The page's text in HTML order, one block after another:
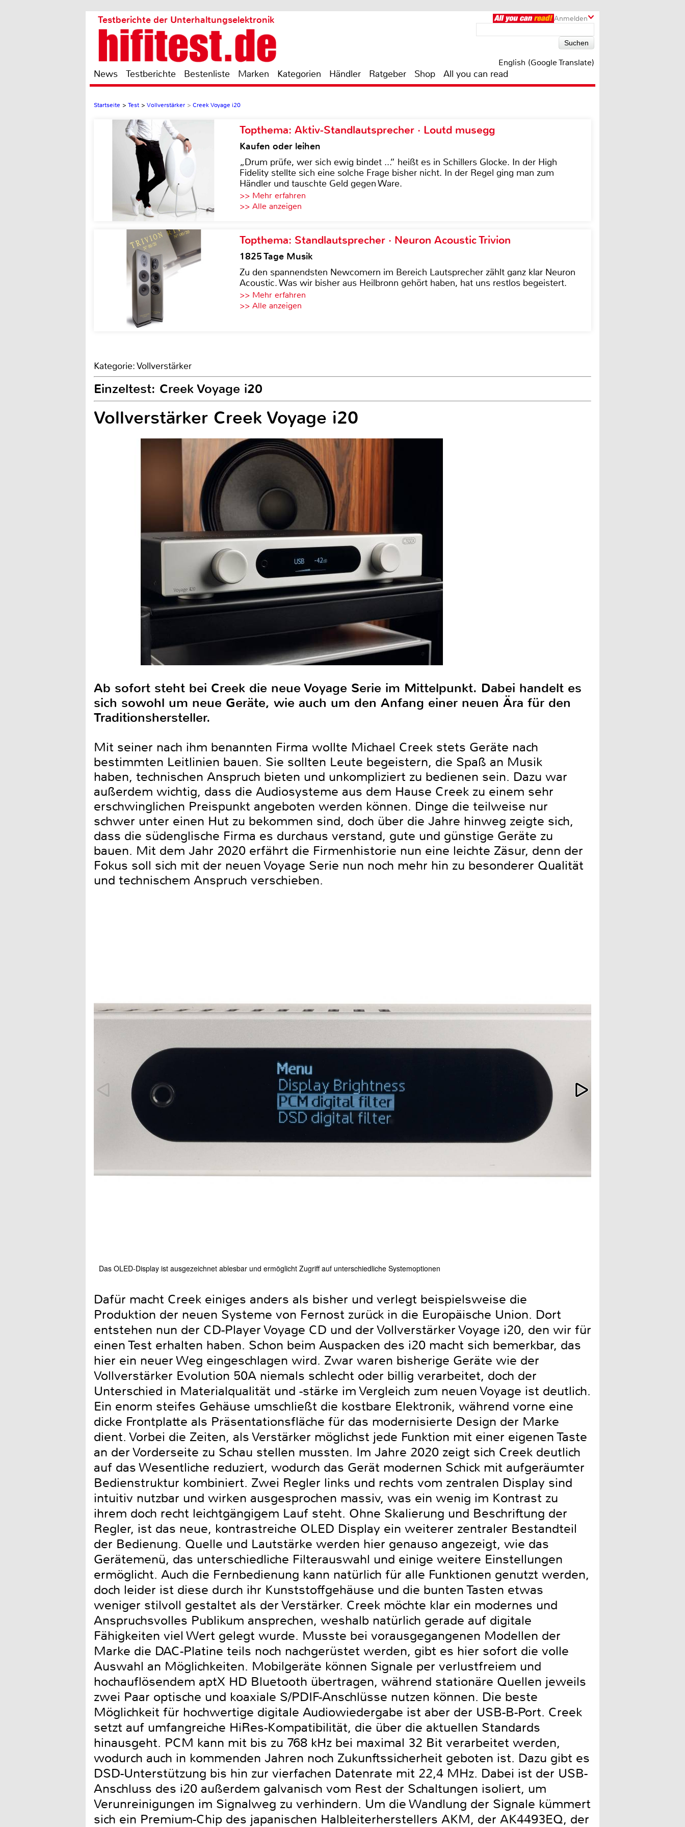
Anmelden
Testberichte der Unterhaltungselektronik
English (Google Translate)
News Testberichte Bestenliste Marken Kategorien Händler Ratgeber Shop All you can read
Startseite > Test > Vollverstärker > Creek Voyage i20
Topthema: Aktiv-Standlautsprecher · Loutd musegg
Kaufen oder leihen
„Drum prüfe, wer sich ewig bindet ...“ heißt es in Schillers Glocke. In der High
Fidelity stellte sich eine solche Frage bisher nicht. In der Regel ging man zum
Händler und tauschte Geld gegen Ware.
>> Mehr erfahren
>> Alle anzeigen
Topthema: Standlautsprecher · Neuron Acoustic Trivion
1825 Tage Musik
Zu den spannendsten Newcomern im Bereich Lautsprecher zählt ganz klar Neuron
Acoustic. Was wir bisher aus Heilbronn gehört haben, hat uns restlos begeistert.
>> Mehr erfahren
>> Alle anzeigen
Kategorie: Vollverstärker
Einzeltest: Creek Voyage i20
Vollverstärker Creek Voyage i20
Ab sofort steht bei Creek die neue Voyage Serie im Mittelpunkt. Dabei handelt es
sich sowohl um neue Geräte, wie auch um den Anfang einer neuen Ära für den
Traditionshersteller.
Mit seiner nach ihm benannten Firma wollte Michael Creek stets Geräte nach
bestimmten Leitlinien bauen. Sie sollten Leute begeistern, die Spaß an Musik
haben, technischen Anspruch bieten und unkompliziert zu bedienen sein. Dazu war
außerdem wichtig, dass die Audiosysteme aus dem Hause Creek zu einem sehr
erschwinglichen Preispunkt angeboten werden können. Dinge die teilweise nur
schwer unter einen Hut zu bekommen sind, doch über die Jahre hinweg zeigte sich,
dass die südenglische Firma es durchaus verstand, gute und günstige Geräte zu
bauen. Mit dem Jahr 2020 erfährt die Firmenhistorie nun eine leichte Zäsur, denn der
Fokus soll sich mit der neuen Voyage Serie nun noch mehr hin zu besonderer Qualität
und technischem Anspruch verschieben.
Das OLED-Display ist ausgezeichnet ablesbar und ermöglicht Zugriff auf unterschiedliche Systemoptionen
Dafür macht Creek einiges anders als bisher und verlegt beispielsweise die
Produktion der neuen Systeme von Fernost zurück in die Europäische Union. Dort
entstehen nun der CD-Player Voyage CD und der Vollverstärker Voyage i20, den wir für
einen Test erhalten haben. Schon beim Auspacken des i20 macht sich bemerkbar, das
hier ein neuer Weg eingeschlagen wird. Zwar waren bisherige Geräte wie der
Vollverstärker Evolution 50A niemals schlecht oder billig verarbeitet, doch der
Unterschied in Materialqualität und -stärke im Vergleich zum neuen Voyage ist deutlich.
Ein enorm steifes Gehäuse umschließt die kostbare Elektronik, während vorne eine
dicke Frontplatte als Präsentationsfläche für das modernisierte Design der Marke
dient. Vorbei die Zeiten, als Verstärker möglichst jede Funktion mit einer eigenen Taste
an der Vorderseite zu Schau stellen mussten. Im Jahre 2020 zeigt sich Creek deutlich
auf das Wesentliche reduziert, wodurch das Gerät modernen Schick mit aufgeräumter
Bedienstruktur kombiniert. Zwei Regler links und rechts vom zentralen Display sind
intuitiv nutzbar und wirken ausgesprochen massiv, was ein wenig im Kontrast zu
ihrem doch recht leichtgängigem Lauf steht. Ohne Skalierung und Beschriftung der
Regler, ist das neue, kontrastreiche OLED Display ein weiterer zentraler Bestandteil
der Bedienung. Quelle und Lautstärke werden hier genauso angezeigt, wie das
Gerätemenü, das unterschiedliche Filterauswahl und einige weitere Einstellungen
ermöglicht. Auch die Fernbedienung kann natürlich für alle Funktionen genutzt werden,
doch leider ist diese durch ihr Kunststoffgehäuse und die bunten Tasten etwas
weniger stilvoll gestaltet als der Verstärker. Creek möchte klar ein modernes und
Anspruchsvolles Publikum ansprechen, weshalb natürlich gerade auf digitale
Fähigkeiten viel Wert gelegt wurde. Musste bei vorausgegangenen Modellen der
Marke die DAC-Platine teils noch nachgerüstet werden, gibt es hier sofort die volle
Auswahl an Möglichkeiten. Mobilgeräte können Signale per verlustfreiem und
hochauflösendem aptX HD Bluetooth übertragen, während stationäre Quellen jeweils
zwei Paar optische und koaxiale S/PDIF-Anschlüsse nutzen können. Die beste
Möglichkeit für hochwertige digitale Audiowiedergabe ist aber der USB-B-Port. Creek
setzt auf umfangreiche HiRes-Kompatibilität, die über die aktuellen Standards
hinausgeht. PCM kann mit bis zu 768 kHz bei maximal 32 Bit verarbeitet werden,
wodurch auch in kommenden Jahren noch Zukunftssicherheit geboten ist. Dazu gibt es
DSD-Unterstützung bis hin zur vierfachen Datenrate mit 22,4 MHz. Dabei ist der USB-
Anschluss des i20 außerdem galvanisch vom Rest der Schaltungen isoliert, um
Verunreinigungen im Signalweg zu verhindern. Um die Wandlung der Signale kümmert
sich ein Premium-Chip des japanischen Halbleiterherstellers AKM, der AK4493EQ, der